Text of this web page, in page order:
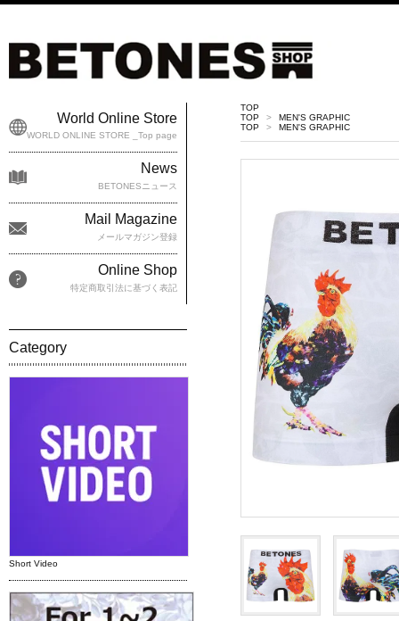
TOP
TOP
>
MEN'S GRAPHIC
TOP
> MEN'S GRAPHIC
World Online Store
WORLD ONLINE STORE _Top page
News
BETONESニュース
Mail Magazine
メールマガジン登録
Online Shop
特定商取引法に基づく表記
Category
Short Video